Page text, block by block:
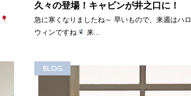
久々の登場！キャビンが井之口に！
急に寒くなりましたね～ 早いもので、来週はハロ
ウィンですね
来...
BLOG